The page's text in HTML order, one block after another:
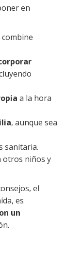
en
combine
a la hora
, aunque sea
sanitaria.
otros niños y
el
es
un